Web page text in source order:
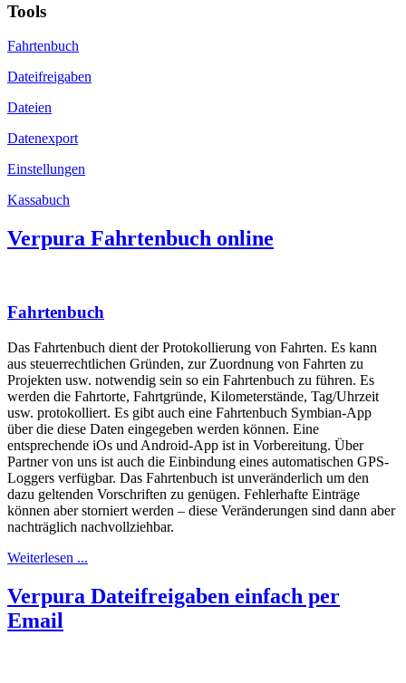
Tools
Fahrtenbuch
Dateifreigaben
Dateien
Datenexport
Einstellungen
Kassabuch
Verpura Fahrtenbuch online
Fahrtenbuch
Das Fahrtenbuch dient der Protokollierung von Fahrten. Es kann
aus steuerrechtlichen Gründen, zur Zuordnung von Fahrten zu
Projekten usw. notwendig sein so ein Fahrtenbuch zu führen. Es
werden die Fahrtorte, Fahrtgründe, Kilometerstände, Tag/Uhrzeit
usw. protokolliert. Es gibt auch eine Fahrtenbuch Symbian-App
über die diese Daten eingegeben werden können. Eine
entsprechende iOs und Android-App ist in Vorbereitung. Über
Partner von uns ist auch die Einbindung eines automatischen GPS-
Loggers verfügbar. Das Fahrtenbuch ist unveränderlich um den
dazu geltenden Vorschriften zu genügen. Fehlerhafte Einträge
können aber storniert werden – diese Veränderungen sind dann aber
nachträglich nachvollziehbar.
Weiterlesen ...
Verpura Dateifreigaben einfach per
Email